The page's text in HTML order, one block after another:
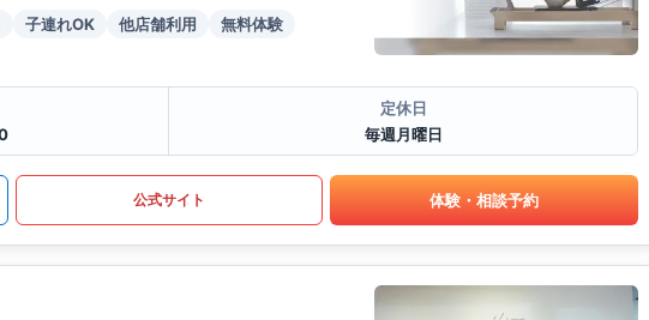
子連れOK 他店舗利用
無料体験
定休日
毎週月曜日
公式サイト 体験・相談予約